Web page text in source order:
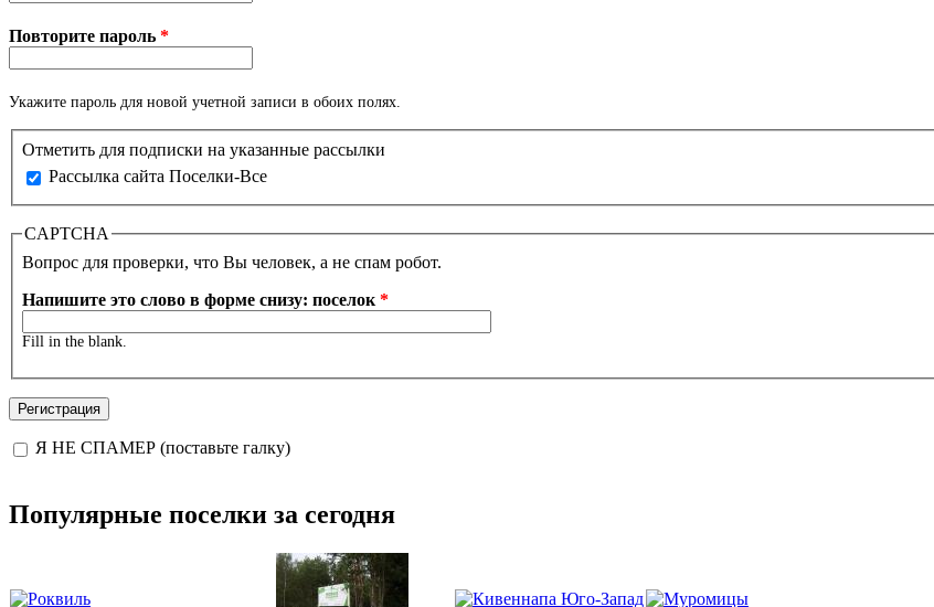
Повторите пароль *
Укажите пароль для новой учетной записи в обоих полях.
Отметить для подписки на указанные рассылки
Рассылка сайта Поселки-Все
CAPTCHA
Вопрос для проверки, что Вы человек, а не спам робот.
Напишите это слово в форме снизу: поселок *
Fill in the blank.
Я НЕ СПАМЕР (поставьте галку)
Популярные поселки за сегодня